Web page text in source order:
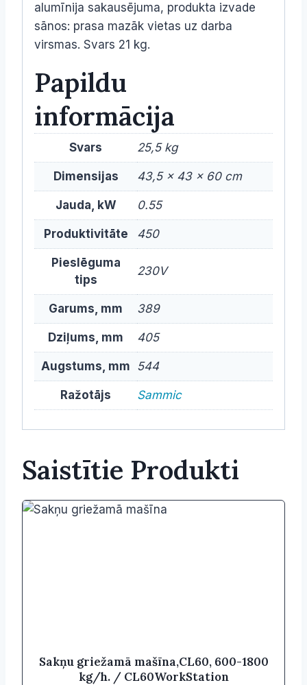
alumīnija sakausējuma, produkta izvade
sānos: prasa mazāk vietas uz darba
virsmas. Svars 21 kg.
Papildu
informācija
Svars 25,5 kg
Dimensijas 43,5 × 43 × 60 cm
Jauda, kW 0.55
Produktivitāte 450
Pieslēguma
tips
230V
Garums, mm 389
Dziļums, mm 405
Augstums, mm 544
Ražotājs Sammic
Saistītie Produkti
Sakņu griežamā mašīna,CL60, 600-1800
kg/h. / CL60WorkStation